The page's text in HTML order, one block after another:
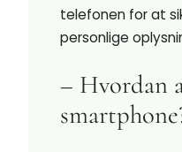
telefonen for at
personlige
– Hvordan